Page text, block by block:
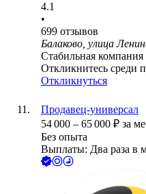
4.1
•
699 отзывов
Балаково, улица
Стабильная компания
Откликнитесь среди
Откликнуться
Продавец-универсал
54 000 – 65 000 ₽ за
Без опыта
Выплаты: Два раза в